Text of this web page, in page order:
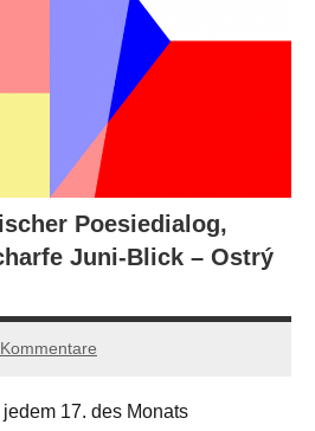
Poesiedialog,
Juni-Blick – Ostrý
17. des Monats